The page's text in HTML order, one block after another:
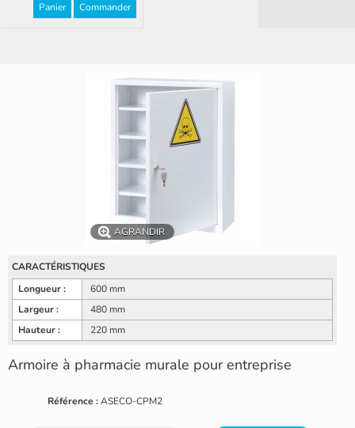
Panier Commander
AGRANDIR
CARACTÉRISTIQUES
Longueur :
600 mm
Largeur :
480 mm
Hauteur :
220 mm
Armoire à pharmacie murale pour entreprise
Référence : ASECO-CPM2